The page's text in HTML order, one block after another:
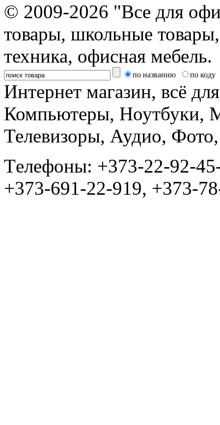
© 2009-2026 "Все для
товары, школьные
техника, офисная мебель.
по названию по коду
Интернет магазин, всё
Компьютеры, Ноутбуки,
Телевизоры, Аудио,
Tелефоны: +373-22-92-
+373-691-22-919, +373-